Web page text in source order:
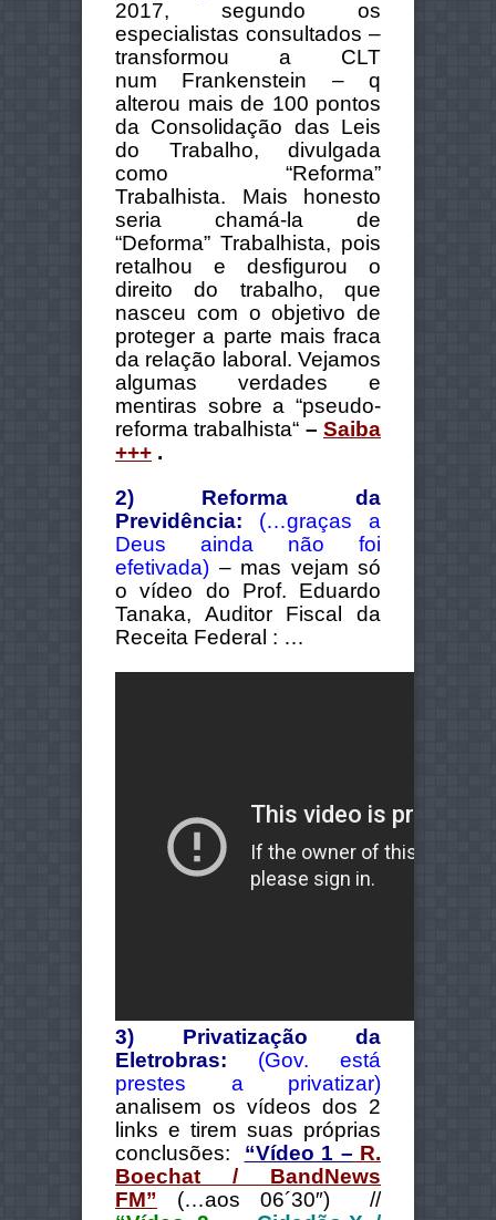
2017, segundo os
especialistas consultados –
transformou a CLT
num Frankenstein – q
alterou mais de 100 pontos
da Consolidação das Leis
do Trabalho, divulgada
como “Reforma”
Trabalhista. Mais honesto
seria chamá-la de
“Deforma” Trabalhista, pois
retalhou e desfigurou o
direito do trabalho, que
nasceu com o objetivo de
proteger a parte mais fraca
da relação laboral. Vejamos
algumas verdades e
mentiras sobre a “pseudo-
reforma trabalhista“ –Saiba
+++ .
2) Reforma da
Previdência:
(…graças a
Deus ainda não foi
efetivada) – mas vejam só
o vídeo do Prof. Eduardo
Tanaka, Auditor Fiscal da
Receita Federal : …
3) Privatização da
Eletrobras:
(Gov. está
prestes a privatizar)
analisem os vídeos dos 2
links e tirem suas próprias
conclusões: “Vídeo 1 – R.
Boechat / BandNews
FM” (…aos 06´30″) //